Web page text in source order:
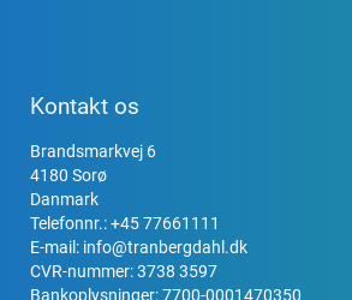
Kontakt os
Brandsmarkvej 6
4180 Sorø
Danmark
Telefonnr.:+45 77661111
E-mail: info@tranbergdahl.dk
CVR-nummer: 3738 3597
Bankoplysninger: 7700-0001470350